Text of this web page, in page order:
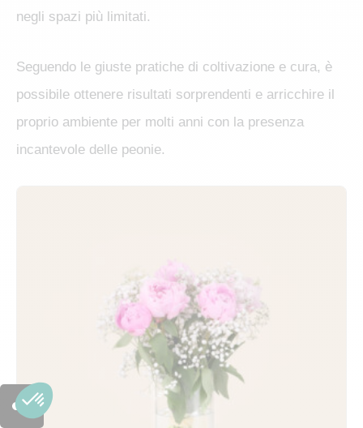
negli spazi più limitati.
Seguendo le giuste pratiche di coltivazione e cura, è
possibile ottenere risultati sorprendenti e arricchire il
proprio ambiente per molti anni con la presenza
incantevole delle peonie.